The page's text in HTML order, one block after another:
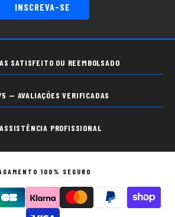
INSCREVA-SE
SATISFEITO OU REEMBOLSADO
— AVALIAÇÕES VERIFICADAS
ASSISTÊNCIA PROFISSIONAL
100% SEGURO